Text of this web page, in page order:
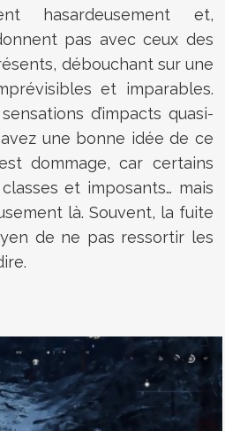
hasardeusement et,
pas avec ceux des
débouchant sur une
et imparables.
d’impacts quasi-
une bonne idée de ce
dommage, car certains
et imposants… mais
là. Souvent, la fuite
de ne pas ressortir les